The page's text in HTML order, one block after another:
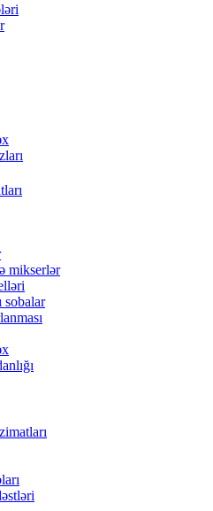
mikserlər
sobalar